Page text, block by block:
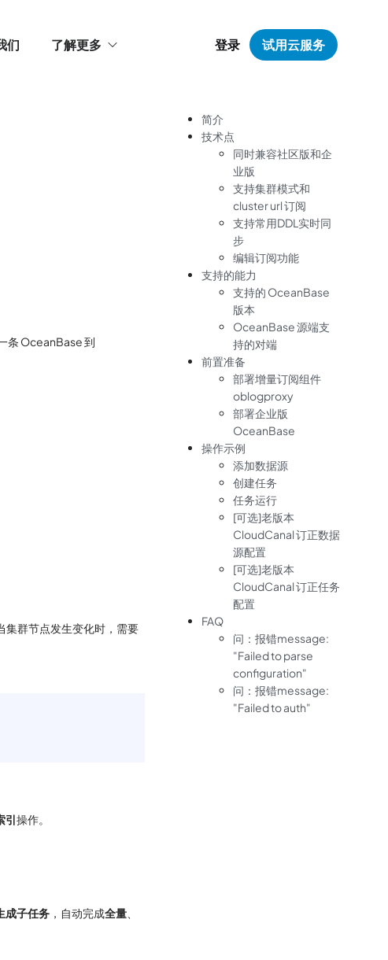
们 了解更多 登录 试用云服务
条 OceanBase 到
集群节点发生变化时，需要
引操作。
成子任务 ，自动完成全量
简介
技术点
同时兼容社区版和企
业版
支持集群模式和
cluster url 订阅
支持常用DDL实时同
步
编辑订阅功能
支持的能力
支持的 OceanBase
版本
OceanBase 源端支
持的对端
前置准备
部署增量订阅组件
oblogproxy
部署企业版
OceanBase
操作示例
添加数据源
创建任务
任务运行
[可选]老版本
CloudCanal 订正数据
源配置
[可选]老版本
CloudCanal 订正任务
配置
FAQ
问：报错message:
"Failed to parse
configuration"
问：报错message:
"Failed to auth"